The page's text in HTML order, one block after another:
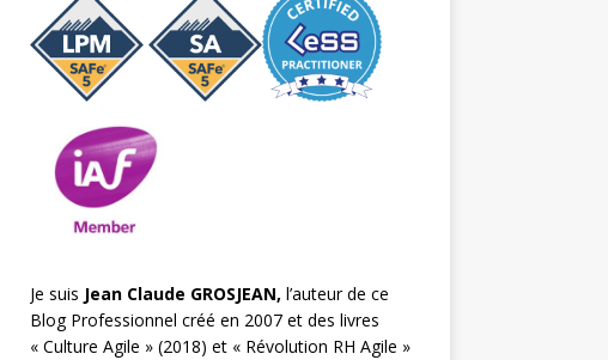
Je suis Jean Claude GROSJEAN, l’auteur de ce
Blog Professionnel créé en 2007 et des livres
« Culture Agile » (2018) et « Révolution RH Agile »